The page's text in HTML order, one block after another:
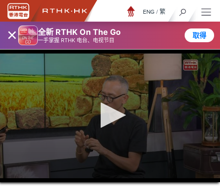
× 全新 RTHK On The Go
一手掌握 RTHK 电台、电视节目
取得
ENG / 繁
0
seconds